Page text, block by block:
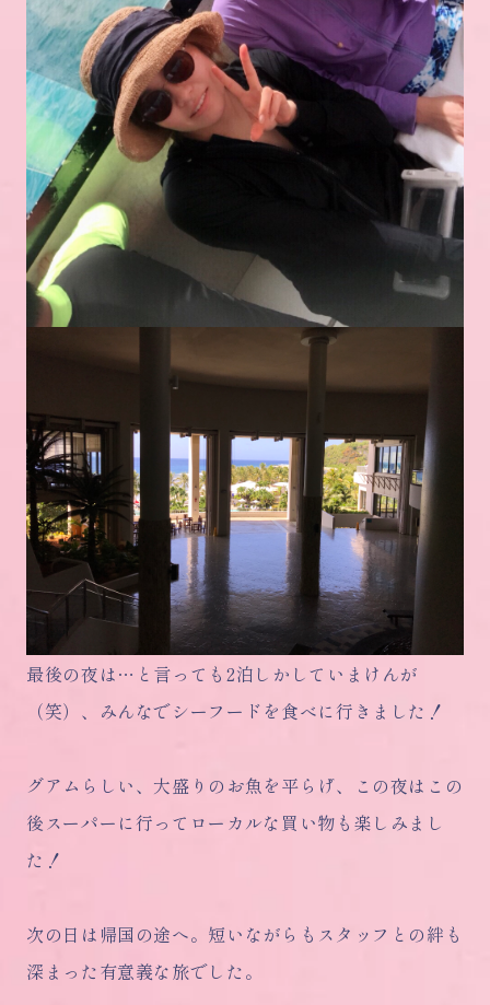
最後の夜は…と言っても2泊しかしていまけんが
（笑）、みんなでシーフードを食べに行きました！
グアムらしい、大盛りのお魚を平らげ、この夜はこの
後スーパーに行ってローカルな買い物も楽しみまし
た！
次の日は帰国の途へ。短いながらもスタッフとの絆も
深まった有意義な旅でした。